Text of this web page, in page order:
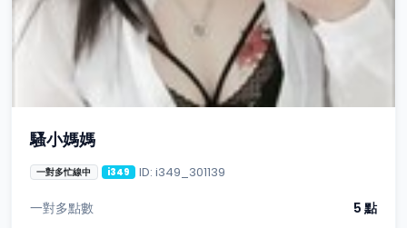
騷小媽媽
一對多忙線中 i349 ID: i349_301139
一對多點數
5 點